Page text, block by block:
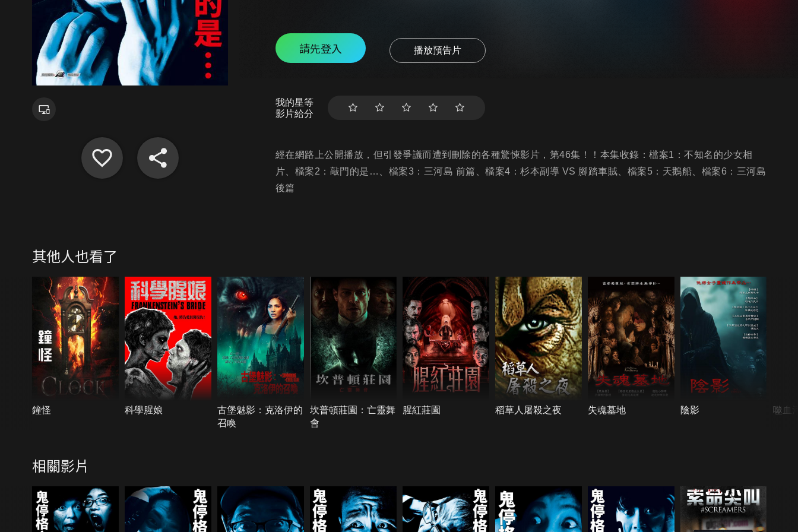
請先登入 播放預告片
我的星等
影片給分
經在網路上公開播放，但引發爭議而遭到刪除的各種驚悚影片，第46集！！本集收錄：檔案1：不知名的少女相
片、檔案2：敲門的是…、檔案3：三河島 前篇、檔案4：杉本副導 VS 腳踏車賊、檔案5：天鵝船、檔案6：三河島
後篇
其他人也看了
鐘怪 科學腥娘
古堡魅影：克洛伊的
召喚
坎普頓莊園：亡靈舞
會
腥紅莊園 稻草人屠殺之夜 失魂墓地 陰影 噬血
相關影片